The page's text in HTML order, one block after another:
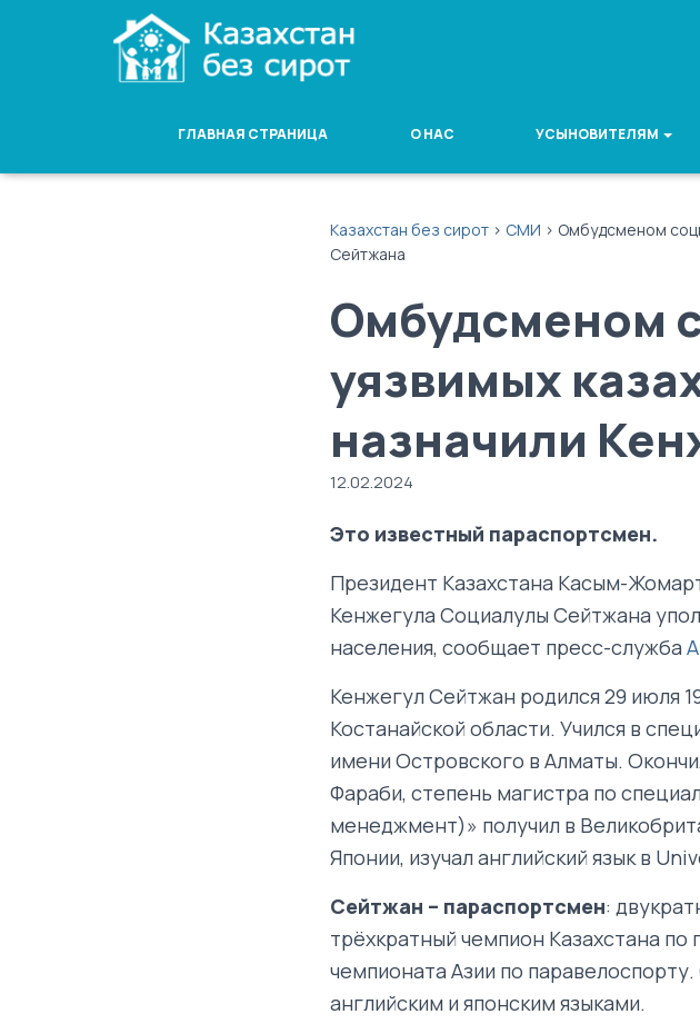
ГЛАВНАЯ СТРАНИЦА О НАС УСЫНОВИТЕЛЯМ
Казахстан без сирот > СМИ > Омбудсменом
Сейтжана
Омбудсменом
уязвимых
назначили
12.02.2024
Это известный параспортсмен.
Президент Казахстана Касым-
Кенжегула Социалулы Сейтжана
населения, сообщает пресс-служба
Кенжегул Сейтжан родился 29 июля
Костанайской области. Учился в
имени Островского в Алматы.
Фараби, степень магистра по
менеджмент)» получил в
Японии, изучал английский язык в
Сейтжан – параспортсмен:
трёхкратный чемпион Казахстана
чемпионата Азии по
английским и японским языками.